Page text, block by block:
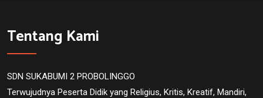
Tentang Kami
SDN SUKABUMI 2 PROBOLINGGO
Terwujudnya Peserta Didik yang Religius, Kritis, Kreatif, Mandiri,